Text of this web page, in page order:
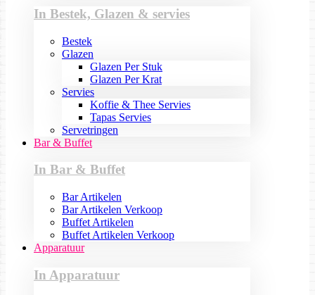
In Bestek, Glazen & servies
Bestek
Glazen
Glazen Per Stuk
Glazen Per Krat
Servies
Koffie & Thee Servies
Tapas Servies
Servetringen
Bar & Buffet
In Bar & Buffet
Bar Artikelen
Bar Artikelen Verkoop
Buffet Artikelen
Buffet Artikelen Verkoop
Apparatuur
In Apparatuur